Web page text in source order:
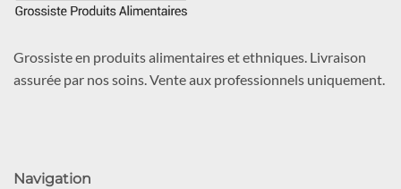
Grossiste en produits alimentaires et ethniques. Livraison
assurée par nos soins. Vente aux professionnels uniquement.
Navigation